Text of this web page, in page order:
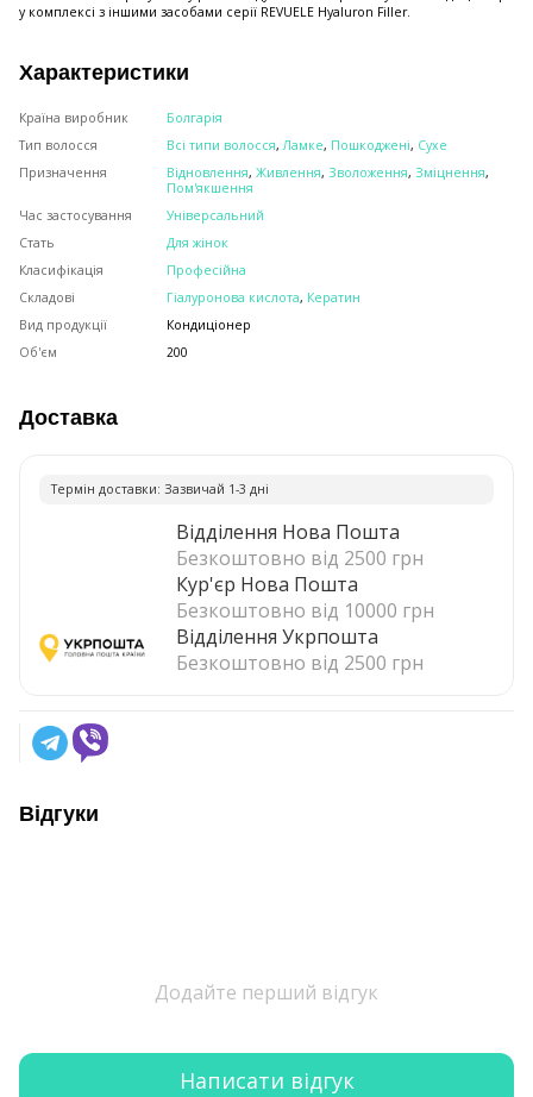
у комплексі з іншими засобами серії REVUELE Hyaluron Filler.
Характеристики
Країна виробник
Болгарія
Тип волосся
Всі типи волосся,Ламке, Пошкоджені, Сухе
Призначення
Відновлення, Живлення, Зволоження, Зміцнення,
Пом'якшення
Час застосування
Універсальний
Стать
Для жінок
Класифікація
Професійна
Складові
Гіалуронова кислота, Кератин
Вид продукції
Кондиціонер
Об'єм
200
Доставка
Термiн доставки: Зазвичай 1-3 днi
Відділення Нова Пошта
Безкоштовно від 2500 грн
Кур'єр Нова Пошта
Безкоштовно від 10000 грн
Відділення Укрпошта
Безкоштовно від 2500 грн
Відгуки
Додайте перший відгук
Написати відгук